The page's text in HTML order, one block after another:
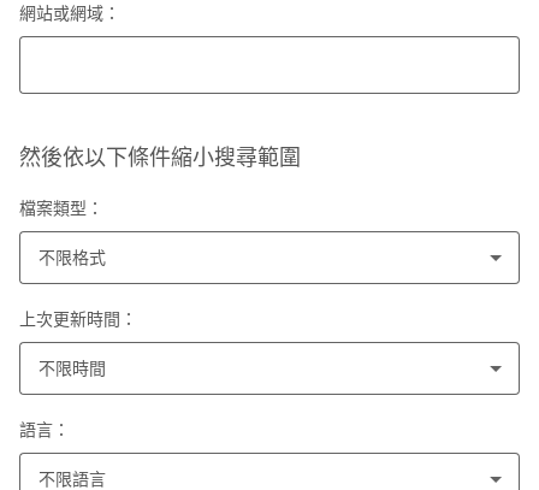
網站或網域：
然後依以下條件縮小搜尋範圍
檔案類型：
不限格式
上次更新時間：
不限時間
語言：
不限語言